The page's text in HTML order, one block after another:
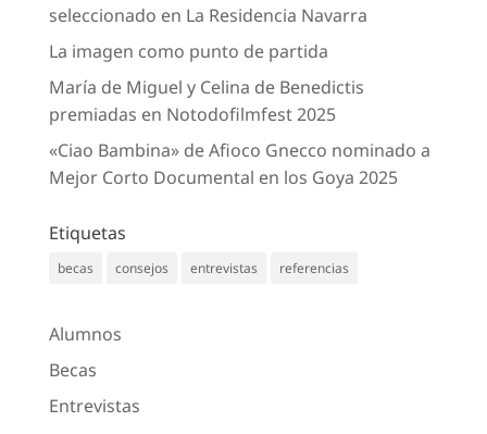
seleccionado en La Residencia Navarra
La imagen como punto de partida
María de Miguel y Celina de Benedictis
premiadas en Notodofilmfest 2025
«Ciao Bambina» de Afioco Gnecco nominado a
Mejor Corto Documental en los Goya 2025
Etiquetas
becas consejos entrevistas referencias
Alumnos
Becas
Entrevistas